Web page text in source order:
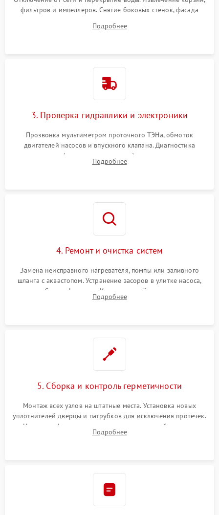
фильтров и импеллеров. Снятие боковых стенок, фасада
циркуляционному насосу, ТЭНу и сливной помпе.
Подробнее
3. Проверка гидравлики и электроники
Прозвонка мультиметром проточного ТЭНа, обмоток
двигателей насосов и впускного клапана. Диагностика
прессостата (датчика уровня воды), датчика мутности,
концевика дверцы и электронного модуля управления.
Подробнее
4. Ремонт и очистка систем
Замена неисправного нагревателя, помпы или заливного
шланга с аквастопом. Устранение засоров в улитке насоса,
патрубках и фильтрах. Компонентный ремонт платы
управления, восстановление поврежденной проводки.
Подробнее
5. Сборка и контроль герметичности
Монтаж всех узлов на штатные места. Установка новых
уплотнителей дверцы и патрубков для исключения протечек.
Надежная фиксация хомутов гидравлической системы,
сборка корпуса и установка датчика поплавка.
Подробнее